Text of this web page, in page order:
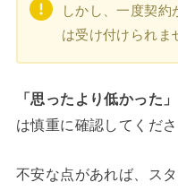
しかし、一度契
は受け付けられま
「思ったより低かった」
は慎重に確認してくださ
不安な点があれば、ス